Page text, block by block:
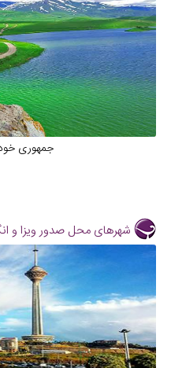
جمهوری
شهرهای محل صدور ویزا و